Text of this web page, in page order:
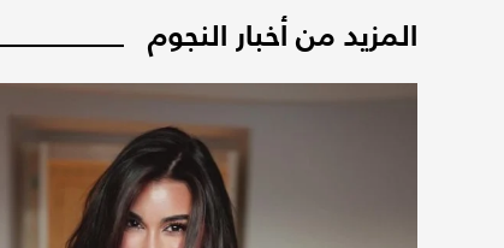
المزيد من أخبار النجوم